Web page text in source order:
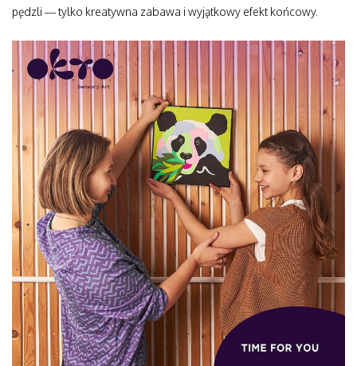
pędzli — tylko kreatywna zabawa i wyjątkowy efekt końcowy.